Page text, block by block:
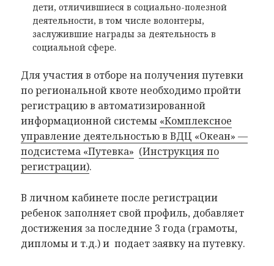
дети, отличившиеся в социально-полезной
деятельности, в том числе волонтеры,
заслужившие награды за деятельность в
социальной сфере.
Для участия в отборе на получения путевки
по региональной квоте необходимо пройти
регистрацию в автоматизированной
информационной системы «Комплексное
управление деятельностью в ВДЦ «Океан» —
подсистема «Путевка» (Инструкция по
регистрации).
В личном кабинете после регистрации
ребенок заполняет свой профиль, добавляет
достижения за последние 3 года (грамоты,
дипломы и т.д.) и подает заявку на путевку.